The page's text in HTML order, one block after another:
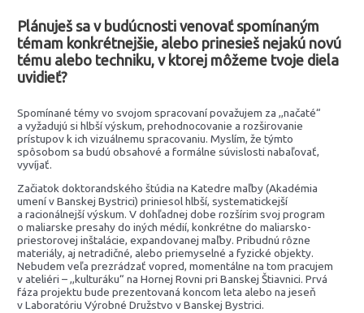
Plánuješ sa v budúcnosti venovať spomínaným
témam konkrétnejšie, alebo prinesieš nejakú novú
tému alebo techniku, v ktorej môžeme tvoje diela
uvidieť?
Spomínané témy vo svojom spracovaní považujem za ,,načaté“
a vyžadujú si hlbší výskum, prehodnocovanie a rozširovanie
prístupov k ich vizuálnemu spracovaniu. Myslím, že týmto
spôsobom sa budú obsahové a formálne súvislosti nabaľovať,
vyvíjať.
Začiatok doktorandského štúdia na Katedre maľby (Akadémia
umení v Banskej Bystrici) priniesol hlbší, systematickejší
a racionálnejší výskum. V dohľadnej dobe rozšírim svoj program
o maliarske presahy do iných médií, konkrétne do maliarsko-
priestorovej inštalácie, expandovanej maľby. Pribudnú rôzne
materiály, aj netradičné, alebo priemyselné a fyzické objekty.
Nebudem veľa prezrádzať vopred, momentálne na tom pracujem
v ateliéri – ,,kulturáku“ na Hornej Rovni pri Banskej Štiavnici. Prvá
fáza projektu bude prezentovaná koncom leta alebo na jeseň
v Laboratóriu Výrobné Družstvo v Banskej Bystrici.